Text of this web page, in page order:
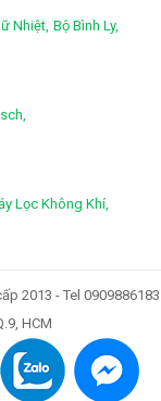
Nhiệt, Bộ Bình Ly,
Lọc Không Khí,
2013 - Tel 0909886183
HCM